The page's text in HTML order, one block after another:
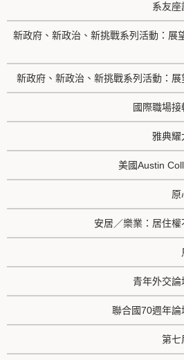
系友座
新政府、新政治、新挑戰系列活動：展
新政府、新政治、新挑戰系列活動：
國際職場
雅典耀
美國Austin
原
安居／樂業：居住
青年外交
聯合國70週年
第七